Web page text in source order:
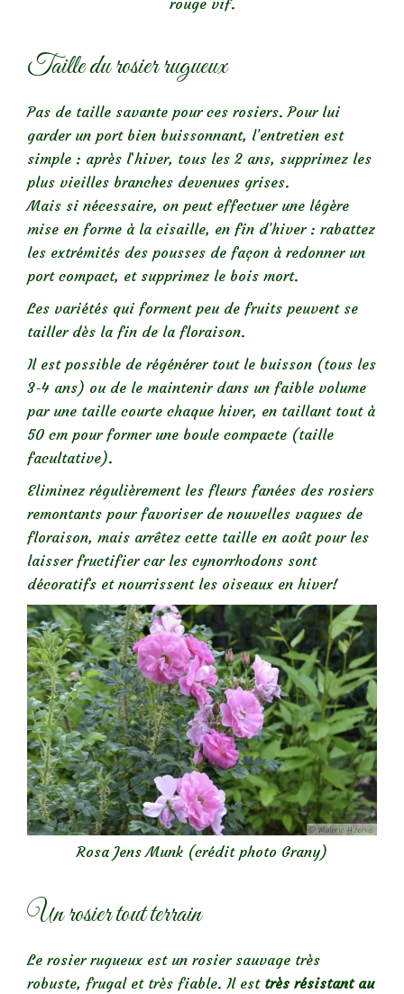
Taille du rosier rugueux
Pas de taille savante pour ces rosiers. Pour lui
garder un port bien buissonnant, l’entretien est
simple : après l`hiver, tous les 2 ans, supprimez les
plus vieilles branches devenues grises.
Mais si nécessaire, on peut effectuer une légère
mise en forme à la cisaille, en fin d’hiver : rabattez
les extrémités des pousses de façon à redonner un
port compact, et supprimez le bois mort.
Les variétés qui forment peu de fruits peuvent se
tailler dès la fin de la floraison.
Il est possible de régénérer tout le buisson (tous les
3-4 ans) ou de le maintenir dans un faible volume
par une taille courte chaque hiver, en taillant tout à
50 cm pour former une boule compacte (taille
facultative).
Eliminez régulièrement les fleurs fanées des rosiers
remontants pour favoriser de nouvelles vagues de
floraison, mais arrêtez cette taille en août pour les
laisser fructifier car les cynorrhodons sont
décoratifs et nourrissent les oiseaux en hiver!
Rosa Jens Munk (crédit photo Grany)
Un rosier tout terrain
Le rosier rugueux est un rosier sauvage très
robuste, frugal et très fiable. Il est très résistant au